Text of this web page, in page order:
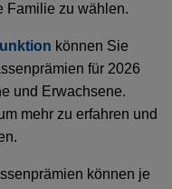
Familie zu wählen.
können Sie
für 2026
und Erwachsene.
mehr zu erfahren und
können je